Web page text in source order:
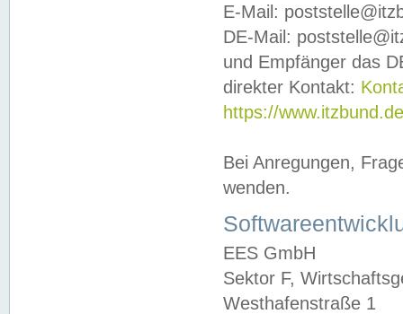
E-Mail:
DE-Mail:
und Empfänger das
direkter Kontakt:
https://
Bei Anregungen,
wenden.
EES GmbH
Sektor F,
Westhafenstraße 1